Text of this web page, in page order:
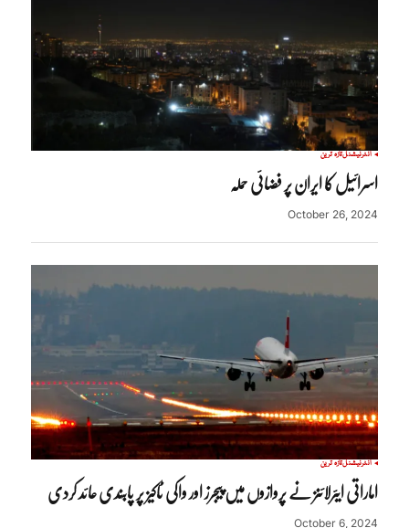
انٹرنیشنلتازہ ترین
اسرائیل کا ایران پر فضائی حملہ
October 26, 2024
انٹرنیشنلتازہ ترین
اماراتی ایئرلائنز نے پروازوں میں پیجرز اور واکی ٹاکیز پر پابندی عائد کردی
October 6, 2024